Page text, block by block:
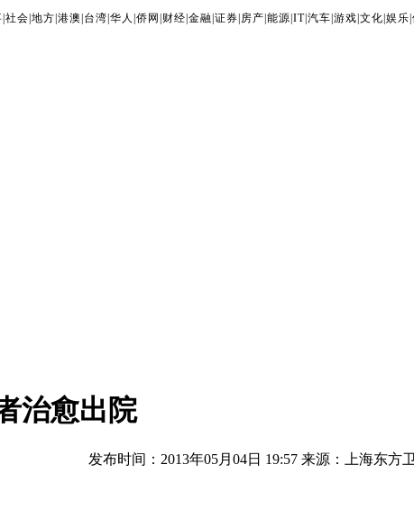
社会 地方 港澳 台湾 华人 侨网 财经 金融 证券 房产 能源 IT| 汽车 游戏 文化 娱乐
治愈出院
发布时间：2013年05月04日 19:57 来源：上海东方